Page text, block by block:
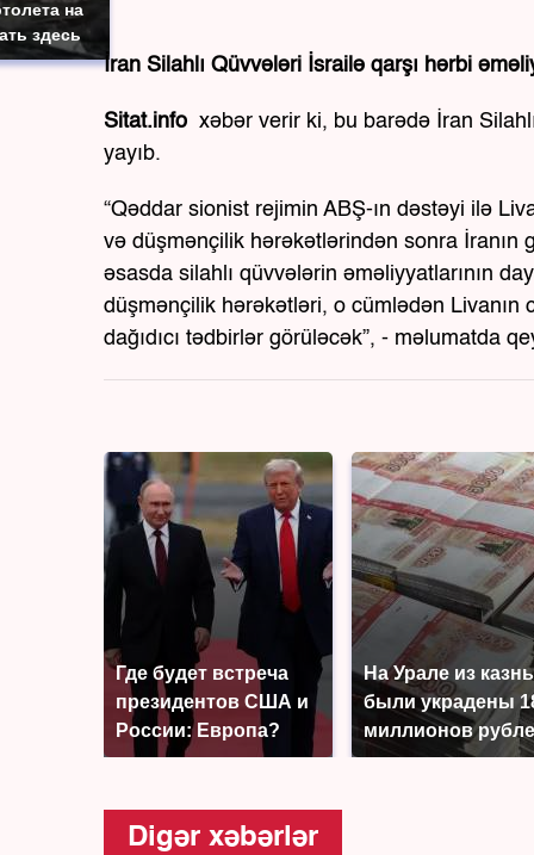
на
здесь
İran Silahlı Qüvvələri İsrailə qarşı hərbi
Sitat.info xəbər verir ki, bu barədə İran
yayıb.
“Qəddar sionist rejimin ABŞ-ın dəstəyi ilə
və düşmənçilik hərəkətlərindən sonra İranın
əsasda silahlı qüvvələrin əməliyyatlarının
düşmənçilik hərəkətləri, o cümlədən
dağıdıcı tədbirlər görüləcək”, - məlumatda
Где будет встреча
президентов США и
России: Европа?
На Урале из
были украдены
миллионов
Digər xəbərlər